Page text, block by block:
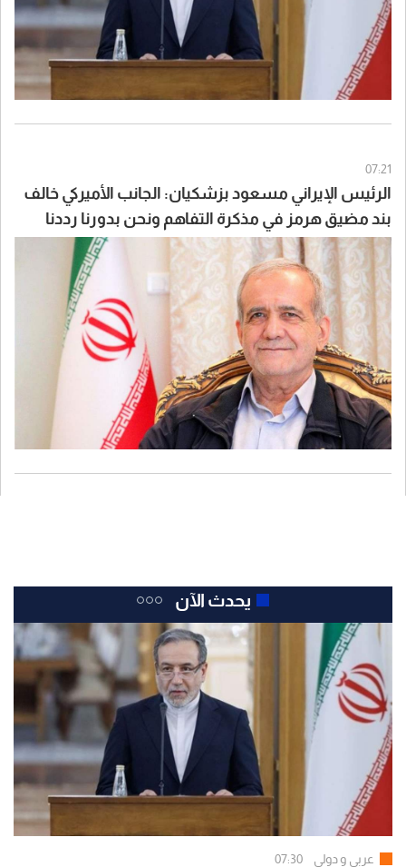
07:21
الرئيس الإيراني مسعود بزشكيان: الجانب الأميركي خالف
بند مضيق هرمز في مذكرة التفاهم ونحن بدورنا رددنا
عليهم
يحدث الآن
عربي و دولي 07:30